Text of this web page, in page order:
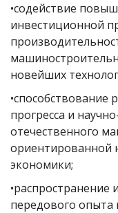
•содействие
инвестиционной
новейших
•способствование
прогресса и
отечественного
ориентированной
экономики;
передового опыта